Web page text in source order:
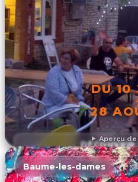
Aperçu
DU 10
28
Baume-les-dames